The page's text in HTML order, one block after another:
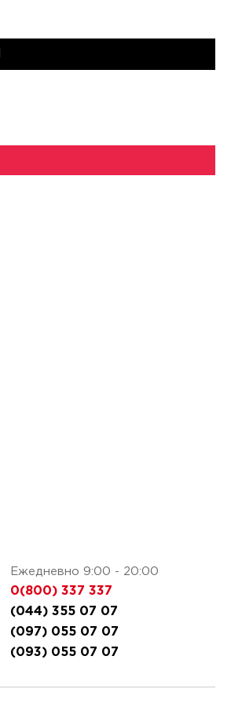
Ежедневно 9:00 - 20:00
0(800) 337 337
(044) 355 07 07
(097) 055 07 07
(093) 055 07 07